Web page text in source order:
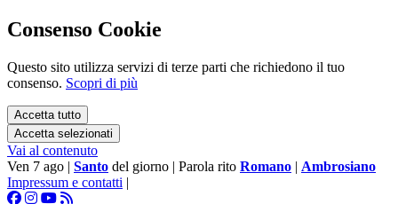
Consenso Cookie
Questo sito utilizza servizi di terze parti che richiedono il tuo
consenso. Scopri di più
Accetta tutto
Accetta selezionati
Vai al contenuto
Ven 7 ago | Santo del giorno | Parola rito Romano | Ambrosiano
Impressum e contatti |